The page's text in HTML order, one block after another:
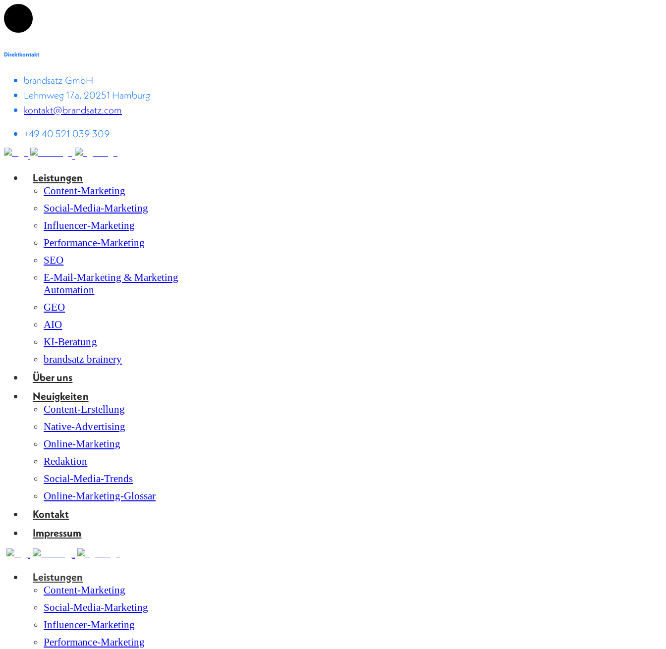
Direktkontakt
brandsatz GmbH
Lehmweg 17a, 20251 Hamburg
kontakt@brandsatz.com
+49 40 521 039 309
Leistungen
Content-Marketing
Social-Media-Marketing
Influencer-Marketing
Performance-Marketing
SEO
E-Mail-Marketing & Marketing
Automation
GEO
AIO
KI-Beratung
brandsatz brainery
Über uns
Neuigkeiten
Content-Erstellung
Native-Advertising
Online-Marketing
Redaktion
Social-Media-Trends
Online-Marketing-Glossar
Kontakt
Impressum
Leistungen
Content-Marketing
Social-Media-Marketing
Influencer-Marketing
Performance-Marketing